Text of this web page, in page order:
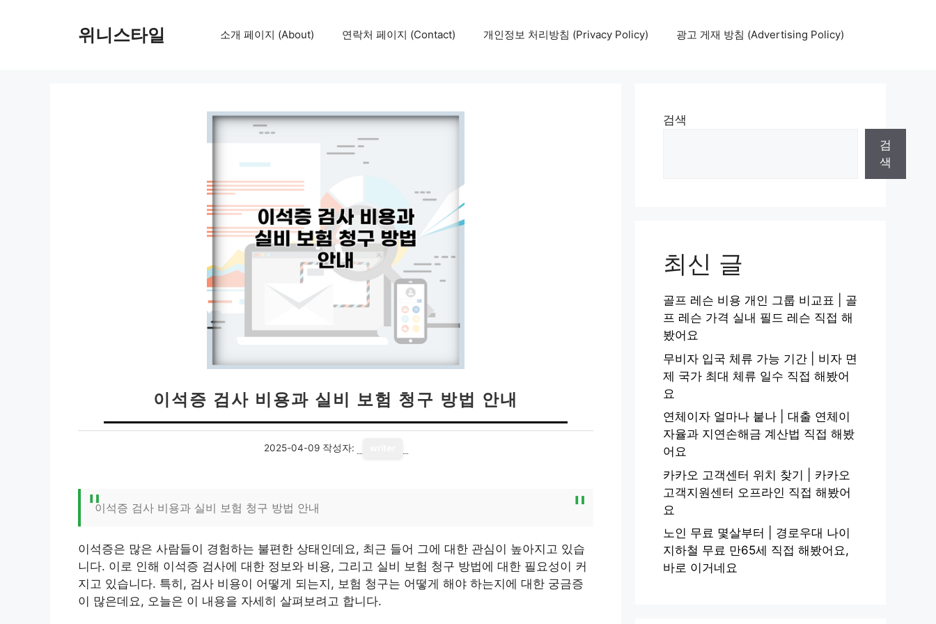
위니스타일 소개 페이지 (About) 연락처 페이지 (Contact) 개인정보 처리방침 (Privacy Policy) 광고 게재 방침 (Advertising Policy)
이석증 검사 비용과 실비 보험 청구 방법 안내
2025-04-09 작성자:
이석증 검사 비용과 실비 보험 청구 방법 안내
이석증은 많은 사람들이 경험하는 불편한 상태인데요, 최근 들어 그에 대한 관심이 높아지고 있습
니다. 이로 인해 이석증 검사에 대한 정보와 비용, 그리고 실비 보험 청구 방법에 대한 필요성이 커
지고 있습니다. 특히, 검사 비용이 어떻게 되는지, 보험 청구는 어떻게 해야 하는지에 대한 궁금증
이 많은데요, 오늘은 이 내용을 자세히 살펴보려고 합니다.
검색
검
색
최신 글
골프 레슨 비용 개인 그룹 비교표 | 골
프 레슨 가격 실내 필드 레슨 직접 해
봤어요
무비자 입국 체류 가능 기간 | 비자 면
제 국가 최대 체류 일수 직접 해봤어
요
연체이자 얼마나 붙나 | 대출 연체이
자율과 지연손해금 계산법 직접 해봤
어요
카카오 고객센터 위치 찾기 | 카카오
고객지원센터 오프라인 직접 해봤어
요
노인 무료 몇살부터 | 경로우대 나이
지하철 무료 만65세 직접 해봤어요,
바로 이거네요